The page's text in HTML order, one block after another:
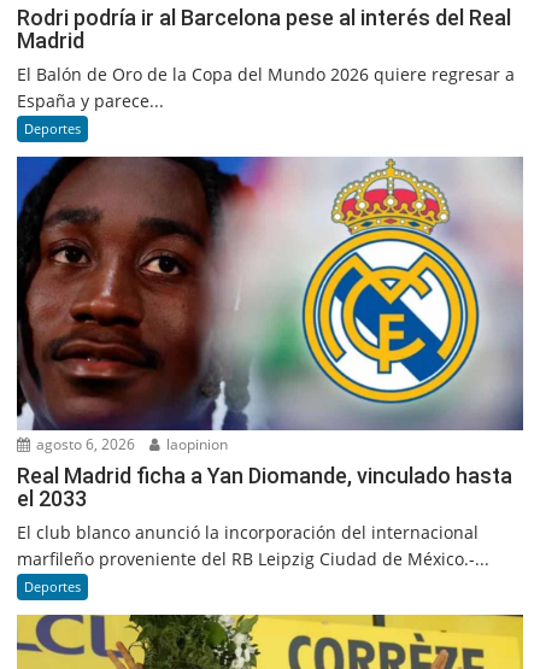
Rodri podría ir al Barcelona pese al interés del Real
Madrid
El Balón de Oro de la Copa del Mundo 2026 quiere regresar a
España y parece...
Deportes
agosto 6, 2026 laopinion
Real Madrid ficha a Yan Diomande, vinculado hasta
el 2033
El club blanco anunció la incorporación del internacional
marfileño proveniente del RB Leipzig Ciudad de México.-...
Deportes